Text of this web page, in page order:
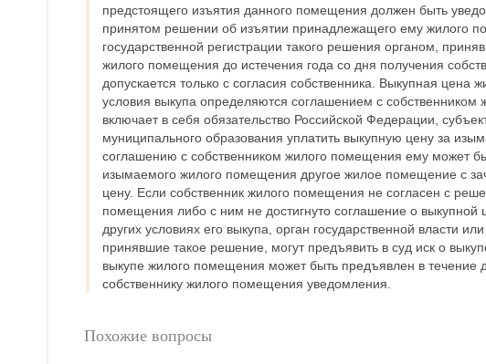
предстоящего изъятия данного помещения должен быть
принятом решении об изъятии принадлежащего ему жилого
государственной регистрации такого решения органом,
жилого помещения до истечения года со дня получения
допускается только с согласия собственника. Выкупная цена
условия выкупа определяются соглашением с
включает в себя обязательство Российской Федерации,
муниципального образования уплатить выкупную цену за
соглашению с собственником жилого помещения ему может
изымаемого жилого помещения другое жилое помещение с
цену. Если собственник жилого помещения не согласен с
помещения либо с ним не достигнуто соглашение о
других условиях его выкупа, орган государственной власти
принявшие такое решение, могут предъявить в суд иск о
выкупе жилого помещения может быть предъявлен в течение
собственнику жилого помещения уведомления.
Похожие вопросы